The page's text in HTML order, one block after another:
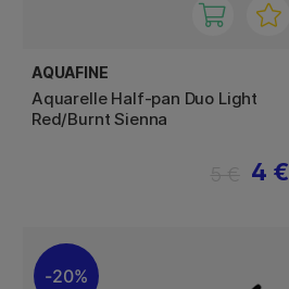
AQUAFINE
Aquarelle Half-pan Duo Light
Red/Burnt Sienna
4 €
20%